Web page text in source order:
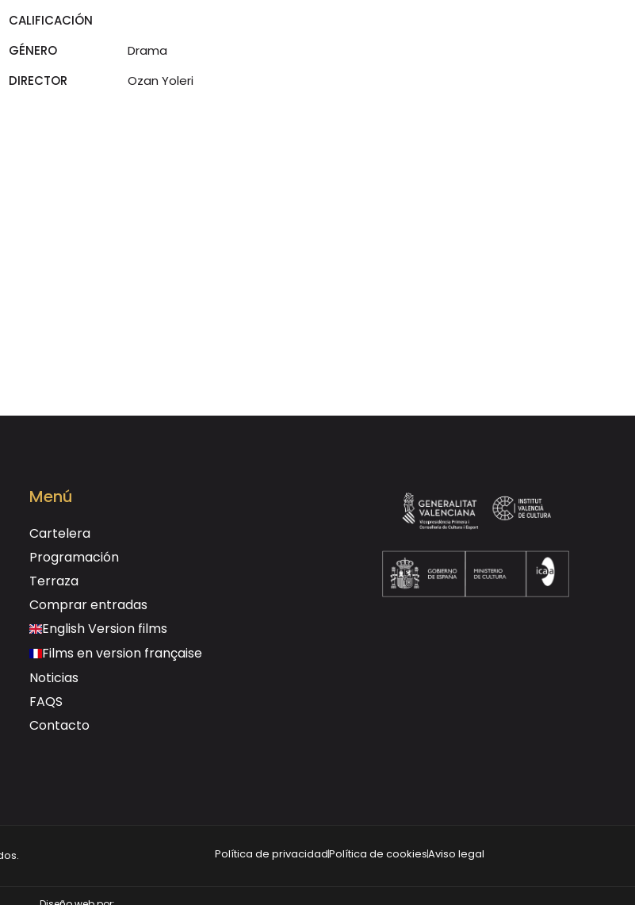
CALIFICACIÓN
GÉNERO
Drama
DIRECTOR
Ozan Yoleri
Menú
Cartelera
Programación
Terraza
Comprar entradas
English Version films
Films en version française
Noticias
FAQS
Contacto
Política de privacidadPolítica de cookiesAviso legal